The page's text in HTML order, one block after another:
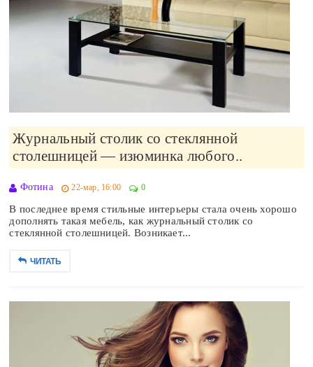
Журнальный столик со стеклянной
столешницей — изюминка любого..
Фотина 22-мар, 16:00 0
В последнее время стильные интерьеры стала очень хорошо
дополнять такая мебель, как журнальный столик со
стеклянной столешницей. Возникает...
ЧИТАТЬ